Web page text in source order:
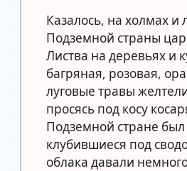
Казалось, на холмах и
Подземной страны
Листва на деревьях и
багряная, розовая,
луговые травы
просясь под косу
Подземной стране
клубившиеся под
облака давали